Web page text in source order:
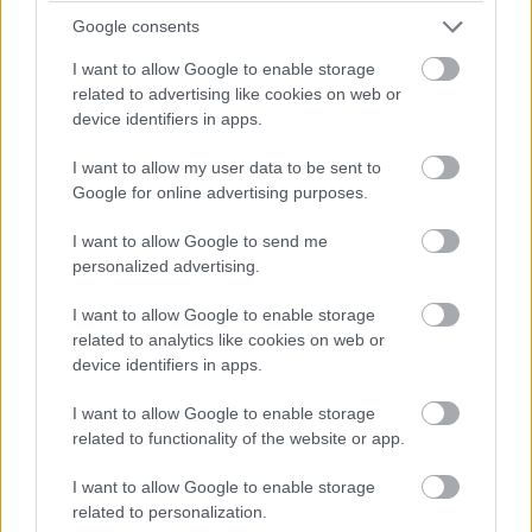
Google consents
I want to allow Google to enable storage
related to advertising like cookies on web or
device identifiers in apps.
I want to allow my user data to be sent to
Google for online advertising purposes.
I want to allow Google to send me
personalized advertising.
I want to allow Google to enable storage
related to analytics like cookies on web or
device identifiers in apps.
I want to allow Google to enable storage
related to functionality of the website or app.
I want to allow Google to enable storage
related to personalization.
szinte naponta hallunk, a mezőgazdaság ritkán kerül
amelyen az állattenyésztés és a növénytermesztés
fenntarthatósága, a lakosság biztonságos élelmiszer-
szembesül, és megválaszolásukhoz is ugyanazokat a
csúcstechnológiákat - közöttük a mesterséges
intelligenciát, az analitikát és az automatizációt - hívja
segítségül, mint más területek.
A Szegedi Tudományegyetem (SZTE) Mezőgazdasági
Karán (MGK) zajló kutatás, fejlesztés és oktatás mindezt
híven tükrözi. A felsőoktatási intézmény 12 kara a
tudományok széles spektrumát fedi le, a kiterjedt és
intenzív kutatómunka ugyanakkor mindegyikük közös
kiaknázását pedig 2022 óta az Interdiszciplináris
Kutatásfejlesztési és Innovációs Kiválósági Központ